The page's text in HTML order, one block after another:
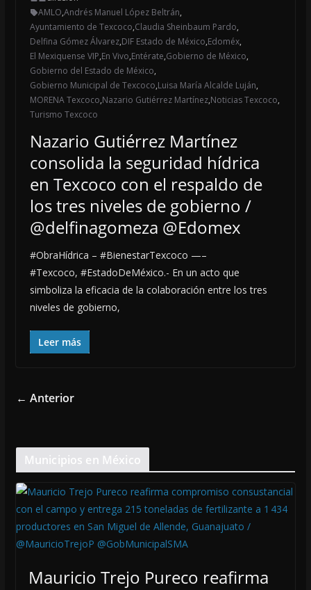
AMLO,Andrés Manuel López Beltrán,
Ayuntamiento de Texcoco,Claudia Sheinbaum Pardo,
Delfina Gómez Álvarez,DIF Estado de México,Edoméx,
El Mexiquense VIP,En Vivo,Entérate,Gobierno de México,
Gobierno del Estado de México,
Gobierno Municipal de Texcoco,Luisa María Alcalde Luján,
MORENA Texcoco,Nazario Gutiérrez Martínez,Noticias Texcoco,
Turismo Texcoco
Nazario Gutiérrez Martínez
consolida la seguridad hídrica
en Texcoco con el respaldo de
los tres niveles de gobierno /
@delfinagomeza @Edomex
#ObraHídrica – #BienestarTexcoco —–
#Texcoco, #EstadoDeMéxico.- En un acto que
simboliza la eficacia de la colaboración entre los tres
niveles de gobierno,
Leer más
← Anterior
Municipios en México
Mauricio Trejo Pureco reafirma